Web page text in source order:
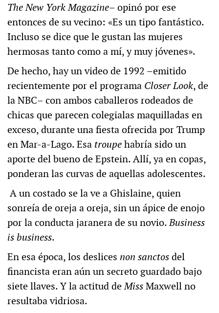
The New York Magazine– opinó por ese
entonces de su vecino: «Es un tipo fantástico.
Incluso se dice que le gustan las mujeres
hermosas tanto como a mí, y muy jóvenes».
De hecho, hay un video de 1992 –emitido
recientemente por el programa Closer Look, de
la NBC– con ambos caballeros rodeados de
chicas que parecen colegialas maquilladas en
exceso, durante una fiesta ofrecida por Trump
en Mar-a-Lago. Esa troupehabría sido un
aporte del bueno de Epstein. Allí, ya en copas,
ponderan las curvas de aquellas adolescentes.
A un costado se la ve a Ghislaine, quien
sonreía de oreja a oreja, sin un ápice de enojo
por la conducta jaranera de su novio.Business
is business.
En esa época, los deslices non sanctosdel
financista eran aún un secreto guardado bajo
siete llaves. Y la actitud deMissMaxwell no
resultaba vidriosa.